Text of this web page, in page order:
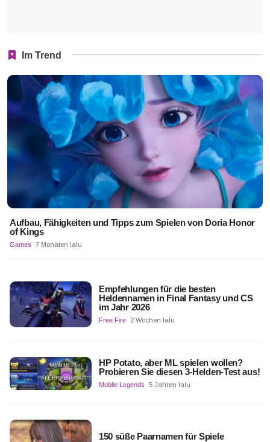
Im Trend
Aufbau, Fähigkeiten und Tipps zum Spielen von Doria Honor
of Kings
Games 7 Monaten lalu
Empfehlungen für die besten
Heldennamen in Final Fantasy und CS
im Jahr 2026
Free Fire 2 Wochen lalu
HP Potato, aber ML spielen wollen?
Probieren Sie diesen 3-Helden-Test aus!
Mobile Legends 5 Jahren lalu
150 süße Paarnamen für Spiele